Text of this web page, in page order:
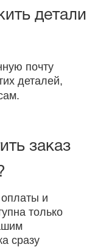
детали
почту
деталей,
заказ
и
только
сразу